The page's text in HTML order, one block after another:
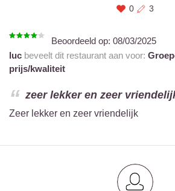
0 3
Beoordeeld op: 08/03/2025
luc beveelt dit restaurant aan voor:
prijs/kwaliteit
zeer lekker en zeer
Zeer lekker en zeer vriendelijk